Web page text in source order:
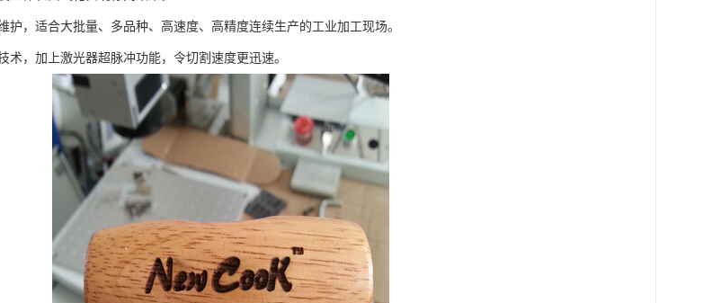
护，适合大批量、多品种、高速度、高精度连续生产的工业加工现场。
术，加上激光器超脉冲功能，令切割速度更迅速。